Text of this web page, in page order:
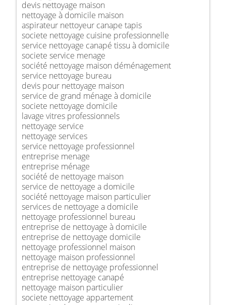
devis nettoyage maison
nettoyage à domicile maison
aspirateur nettoyeur canape tapis
societe nettoyage cuisine professionnelle
service nettoyage canapé tissu à domicile
societe service menage
société nettoyage maison déménagement
service nettoyage bureau
devis pour nettoyage maison
service de grand ménage à domicile
societe nettoyage domicile
lavage vitres professionnels
nettoyage service
nettoyage services
service nettoyage professionnel
entreprise menage
entreprise ménage
société de nettoyage maison
service de nettoyage a domicile
société nettoyage maison particulier
services de nettoyage a domicile
nettoyage professionnel bureau
entreprise de nettoyage à domicile
entreprise de nettoyage domicile
nettoyage professionnel maison
nettoyage maison professionnel
entreprise de nettoyage professionnel
entreprise nettoyage canapé
nettoyage maison particulier
societe nettoyage appartement